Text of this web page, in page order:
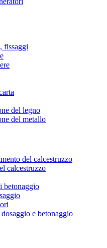
fissaggi
del legno
del metallo
del calcestruzzo
calcestruzzo
betonaggio
e betonaggio